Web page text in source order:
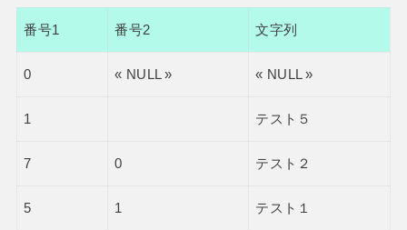
番号1 番号2 文字列
0 « NULL » « NULL »
1 テスト５
7 0 テスト２
5 1 テスト１